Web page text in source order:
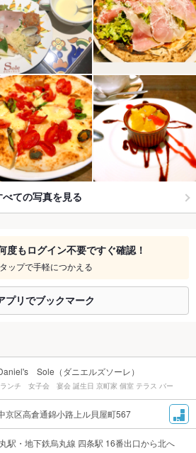
べての写真を見る
度もログイン不要ですぐ確認！
ップで手軽につかえる
プリでブックマーク
Sole（ダニエルズソーレ）
ランチ 女子会 宴会 誕生日 京町家 個室 テラス バー
京区高倉通錦小路上ル貝屋町567
駅・地下鉄烏丸線 四条駅 16番出口から北へ